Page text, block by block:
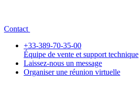
Contact
+33-389-70-35-00
Équipe de vente et support technique
Laissez-nous un message
Organiser une réunion virtuelle